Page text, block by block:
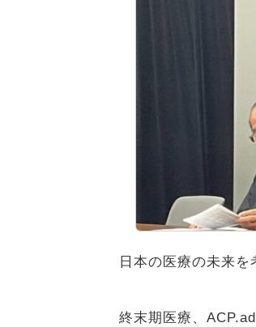
日本の医療の未来を
終末期医療、